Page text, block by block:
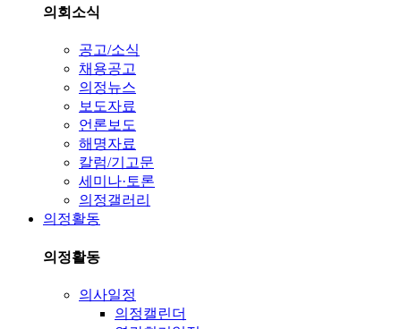
의회소식
공고/소식
채용공고
의정뉴스
보도자료
언론보도
해명자료
칼럼/기고문
세미나·토론
의정갤러리
의정활동
의정활동
의사일정
의정캘린더